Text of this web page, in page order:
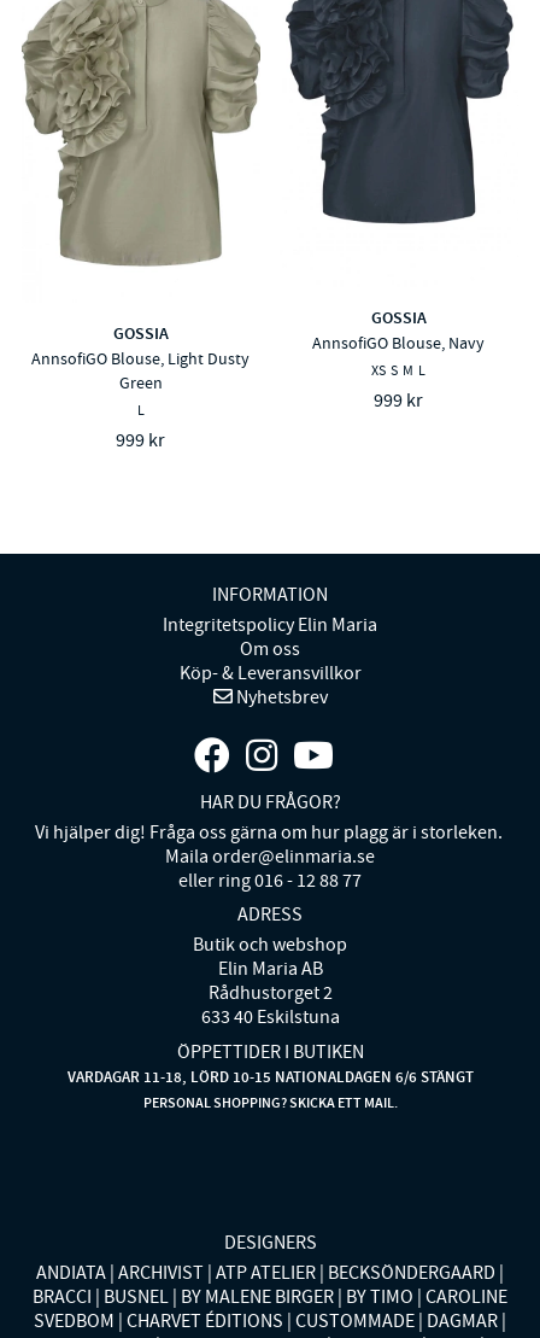
GOSSIA
AnnsofiGO Blouse, Light Dusty
Green
L
999 kr
GOSSIA
AnnsofiGO Blouse, Navy
XS S M L
999 kr
INFORMATION
Integritetspolicy Elin Maria
Om oss
Köp- & Leveransvillkor
Nyhetsbrev
HAR DU FRÅGOR?
Vi hjälper dig! Fråga oss gärna om hur plagg är i storleken.
Maila order@elinmaria.se
eller ring 016 - 12 88 77
ADRESS
Butik och webshop
Elin Maria AB
Rådhustorget 2
633 40 Eskilstuna
ÖPPETTIDER I BUTIKEN
VARDAGAR 11-18, LÖRD 10-15 NATIONALDAGEN 6/6 STÄNGT
PERSONAL SHOPPING? SKICKA ETT MAIL.
DESIGNERS
ANDIATA ARCHIVIST ATP ATELIER BECKSÖNDERGAARD
BRACCI BUSNEL BY MALENE BIRGER BY TIMO CAROLINE
SVEDBOM CHARVET ÉDITIONS CUSTOMMADE DAGMAR